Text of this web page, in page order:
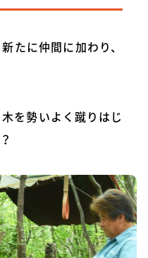
たに仲間に加わり、
を勢いよく蹴りはじ